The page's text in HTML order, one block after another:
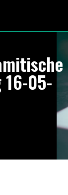
16-05-